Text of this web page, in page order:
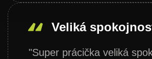
Veliká
"Super prácička veliká